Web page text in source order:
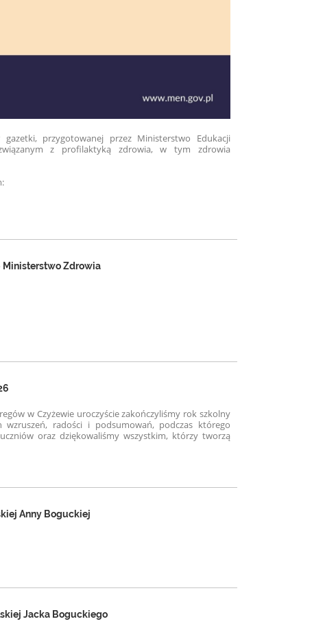
przygotowanej przez Ministerstwo Edukacji
z profilaktyką zdrowia, w tym zdrowia
Ministerstwo Zdrowia
w Czyżewie uroczyście zakończyliśmy rok szkolny
wzruszeń, radości i podsumowań, podczas którego
oraz dziękowaliśmy wszystkim, którzy tworzą
Anny Boguckiej
Jacka Boguckiego